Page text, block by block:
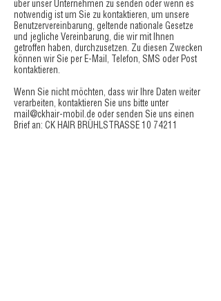
über unser Unternehmen zu senden oder wenn es
notwendig ist um Sie zu kontaktieren, um unsere
Benutzervereinbarung, geltende nationale Gesetze
und jegliche Vereinbarung, die wir mit Ihnen
getroffen haben, durchzusetzen. Zu diesen Zwecken
können wir Sie per E-Mail, Telefon, SMS oder Post
kontaktieren.
Wenn Sie nicht möchten, dass wir Ihre Daten weiter
verarbeiten, kontaktieren Sie uns bitte unter
mail@ckhair-mobil.de oder senden Sie uns einen
Brief an: CK HAIR BRÜHLSTRASSE 10 74211